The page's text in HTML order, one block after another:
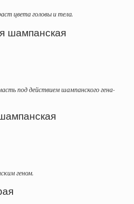
цвета головы и тела.
шампанская
под действием шампанского гена-
геном.